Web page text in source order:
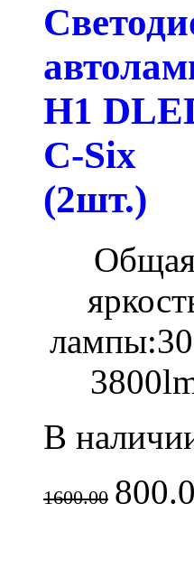
H1
C-Six
(2шт.)
лампы:
В
1600.00